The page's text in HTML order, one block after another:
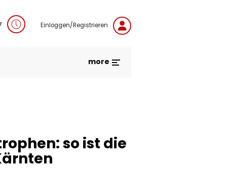
Einloggen/Registrieren
more
so ist die